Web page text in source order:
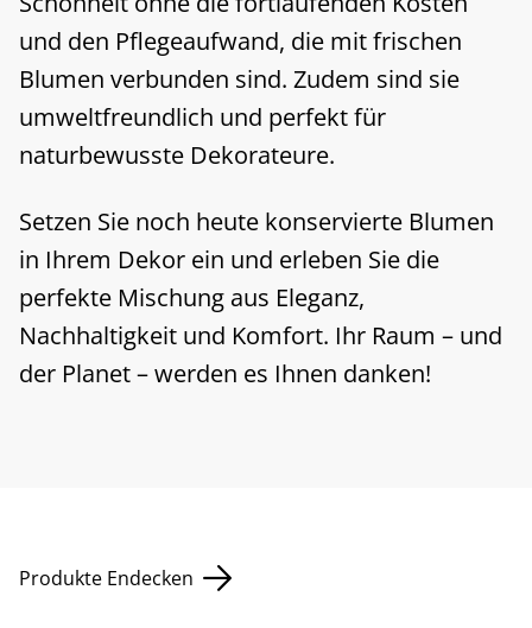
und den Pflegeaufwand, die mit frischen
Blumen verbunden sind. Zudem sind sie
umweltfreundlich und perfekt für
naturbewusste Dekorateure.
Setzen Sie noch heute konservierte Blumen
in Ihrem Dekor ein und erleben Sie die
perfekte Mischung aus Eleganz,
Nachhaltigkeit und Komfort. Ihr Raum – und
der Planet – werden es Ihnen danken!
Produkte Endecken